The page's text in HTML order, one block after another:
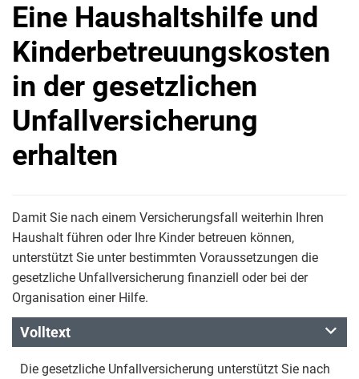
Eine Haushaltshilfe und
Kinderbetreuungskosten
in der gesetzlichen
Unfallversicherung
erhalten
Damit Sie nach einem Versicherungsfall weiterhin Ihren
Haushalt führen oder Ihre Kinder betreuen können,
unterstützt Sie unter bestimmten Voraussetzungen die
gesetzliche Unfallversicherung finanziell oder bei der
Organisation einer Hilfe.
Volltext
Die gesetzliche Unfallversicherung unterstützt Sie nach